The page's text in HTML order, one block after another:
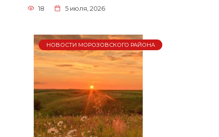
18 5 июля, 2026
НОВОСТИ МОРОЗОВСКОГО РАЙОНА